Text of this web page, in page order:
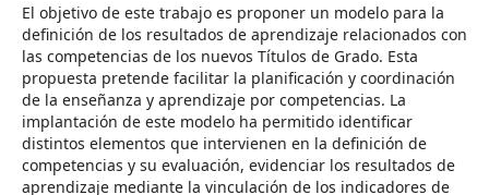
El objetivo de este trabajo es proponer un modelo para la
definición de los resultados de aprendizaje relacionados con
las competencias de los nuevos Títulos de Grado. Esta
propuesta pretende facilitar la planificación y coordinación
de la enseñanza y aprendizaje por competencias. La
implantación de este modelo ha permitido identificar
distintos elementos que intervienen en la definición de
competencias y su evaluación, evidenciar los resultados de
aprendizaje mediante la vinculación de los indicadores de